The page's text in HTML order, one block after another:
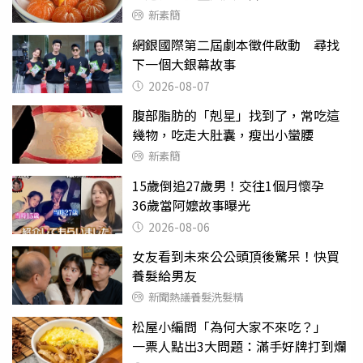
新素簡
網銀國際第二屆劇本徵件啟動 尋找
下一個大銀幕故事
2026-08-07
腹部脂肪的「剋星」找到了，常吃這
幾物，吃走大肚囊，瘦出小蠻腰
新素簡
15歲倒追27歲男！交往1個月懷孕
36歲當阿嬤故事曝光
2026-08-06
女友看到未來公公頭頂後驚呆！快買
養髮給男友
新聞熱議養髮洗髮精
松屋小編問「為何大家不來吃？」
一票人點出3大問題：滿手好牌打到爛